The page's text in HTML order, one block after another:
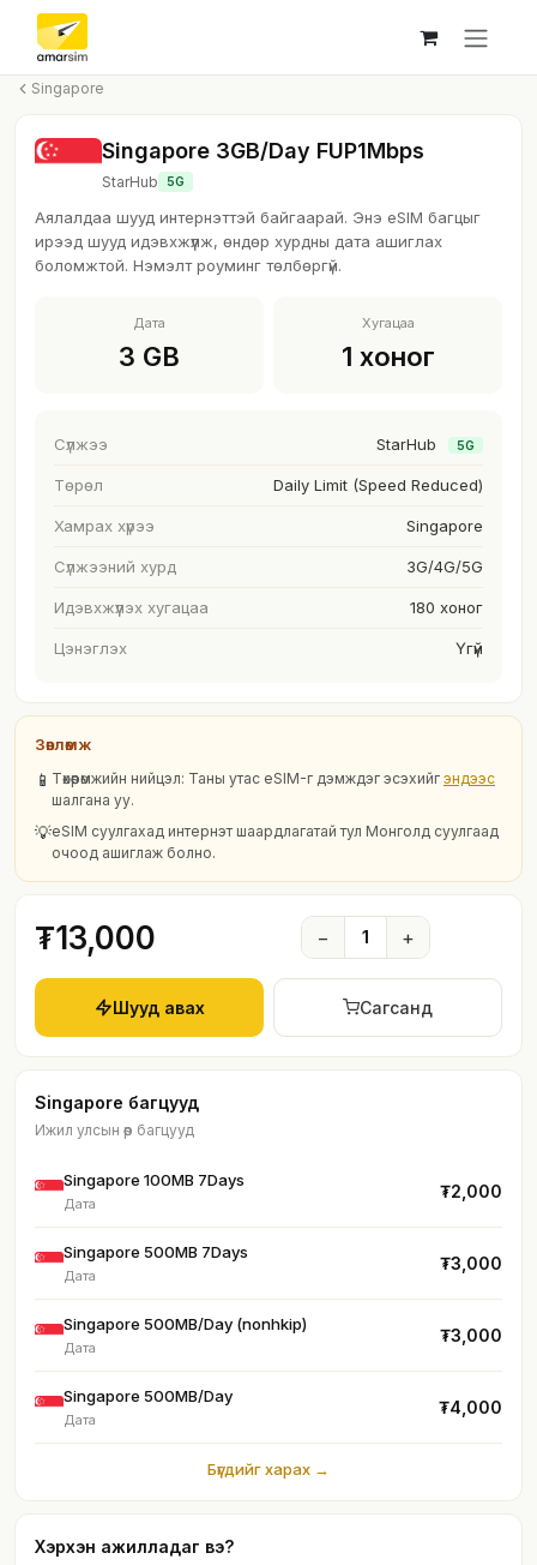
Skip to Content
Singapore
Singapore 3GB/Day FUP1Mbps
StarHub 5G
Аялалдаа шууд интернэттэй байгаарай. Энэ eSIM багцыг
ирээд шууд идэвхжүүлж, өндөр хурдны дата ашиглах
боломжтой. Нэмэлт роуминг төлбөргүй.
Дата
3 GB
Хугацаа
1 хоног
Сүлжээ StarHub 5G
Төрөл Daily Limit (Speed Reduced)
Хамрах хүрээ Singapore
Сүлжээний хурд 3G/4G/5G
Идэвхжүүлэх хугацаа 180 хоног
Цэнэглэх Үгүй
Зөвлөмж
📱 Төхөөрөмжийн нийцэл: Таны утас eSIM-г дэмждэг эсэхийг эндээс
шалгана уу.
💡eSIM суулгахад интернэт шаардлагатай тул Монголд суулгаад
очоод ашиглаж болно.
₮13,000 − 1 +
Шууд авах Сагсанд
Singapore багцууд
Ижил улсын өөр багцууд
Singapore 100MB 7Days
Дата
₮2,000
Singapore 500MB 7Days
Дата
₮3,000
Singapore 500MB/Day (nonhkip)
Дата
₮3,000
Singapore 500MB/Day
Дата
₮4,000
Бүгдийг харах →
Хэрхэн ажилладаг вэ?